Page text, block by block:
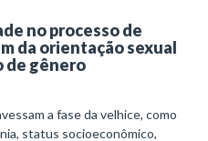
no processo de
da orientação sexual
de gênero
a fase da velhice, como
status socioeconômico,